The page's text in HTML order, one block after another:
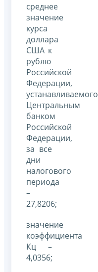
среднее
значение
курса
доллара
США к
рублю
Российской
Федерации,
устанавливаемого
Центральным
банком
Российской
Федерации,
за все
дни
налогового
периода
–
27,8206;
значение
коэффициента
Кц –
4,0356;